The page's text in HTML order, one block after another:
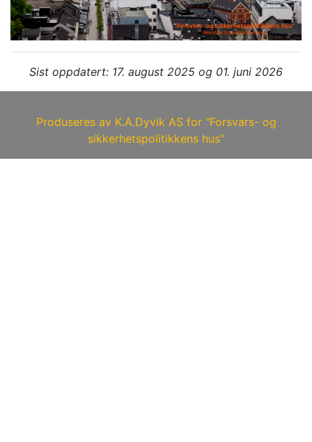
Sist oppdatert: 17. august 2025 og 01. juni 2026
Produseres av K.A.Dyvik AS for "Forsvars- og
sikkerhetspolitikkens hus"